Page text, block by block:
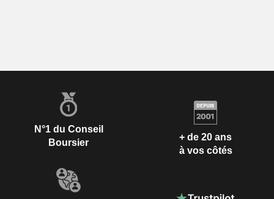
N°1 du Conseil
Boursier
+ de 20 ans
à vos côtés